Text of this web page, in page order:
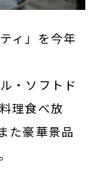
ィ」を今年
・ソフトド
理食べ放
た豪華景品